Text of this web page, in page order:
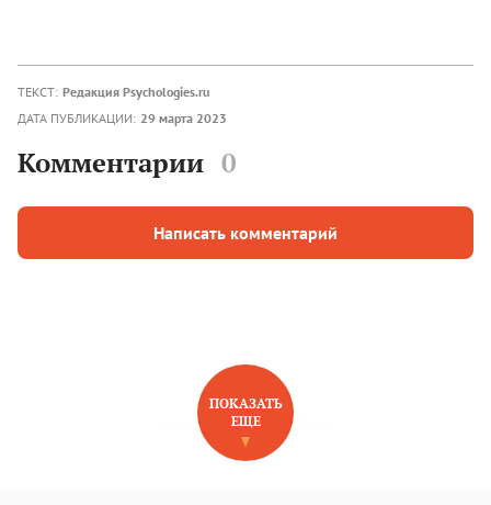
ТЕКСТ: Редакция Psychologies.ru
ДАТА ПУБЛИКАЦИИ: 29 марта 2023
Комментарии 0
Написать комментарий
НОВОЕ НА САЙТЕ
ПОКАЗАТЬ
ЕЩЕ